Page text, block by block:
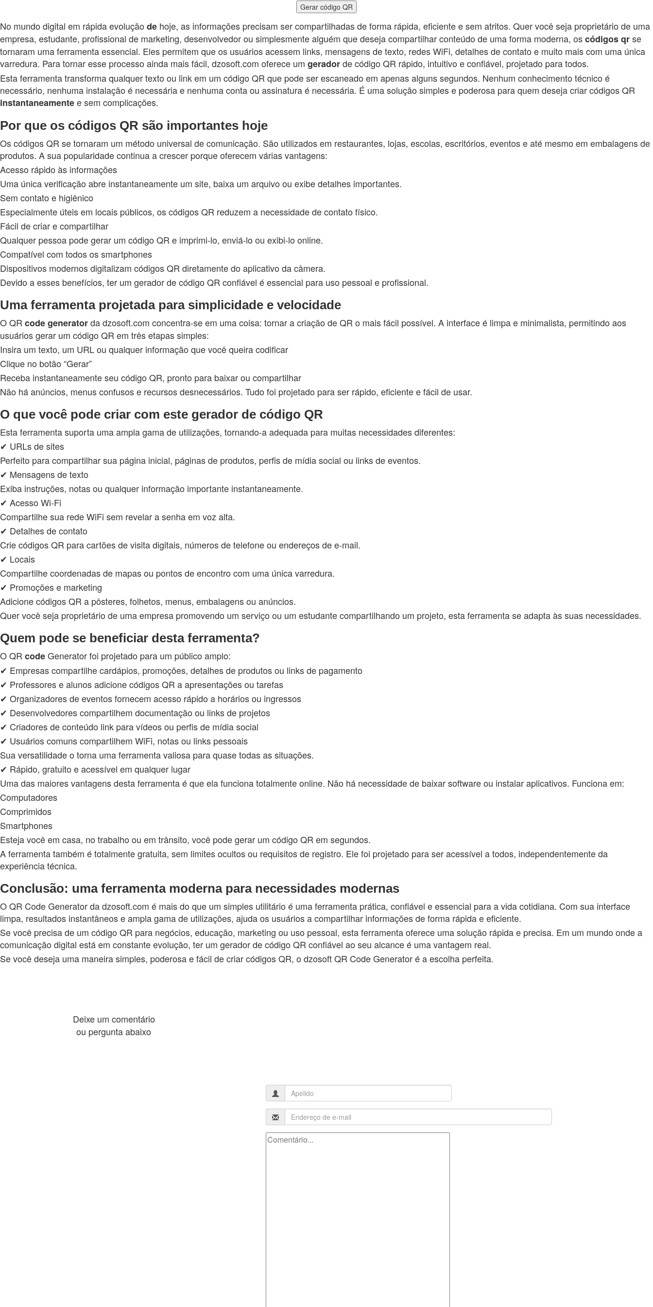
Gerar código QR
No mundo digital em rápida evolução de hoje, as informações precisam ser compartilhadas de forma rápida, eficiente e sem atritos. Quer você seja proprietário de uma
empresa, estudante, profissional de marketing, desenvolvedor ou simplesmente alguém que deseja compartilhar conteúdo de uma forma moderna, oscódigosqrse
tornaram uma ferramenta essencial. Eles permitem que os usuários acessem links, mensagens de texto, redes WiFi, detalhes de contato e muito mais com uma única
varredura. Para tornar esse processo ainda mais fácil, dzosoft.com oferece um geradorde código QR rápido, intuitivo e confiável, projetado para todos.
Esta ferramenta transforma qualquer texto ou link em um código QR que pode ser escaneado em apenas alguns segundos. Nenhum conhecimento técnico é
necessário, nenhuma instalação é necessária e nenhuma conta ou assinatura é necessária. É uma solução simples e poderosa para quem deseja criar códigos QR
instantaneamentee sem complicações.
Por que os códigos QR são importantes hoje
Os códigos QR se tornaram um método universal de comunicação. São utilizados em restaurantes, lojas, escolas, escritórios, eventos e até mesmo em embalagens de
produtos. A sua popularidade continua a crescer porque oferecem várias vantagens:
Acesso rápido às informações
Uma única verificação abre instantaneamente um site, baixa um arquivo ou exibe detalhes importantes.
Sem contato e higiênico
Especialmente úteis em locais públicos, os códigos QR reduzem a necessidade de contato físico.
Fácil de criar e compartilhar
Qualquer pessoa pode gerar um código QR e imprimi-lo, enviá-lo ou exibi-lo online.
Compatível com todos os smartphones
Dispositivos modernos digitalizam códigos QR diretamente do aplicativo da câmera.
Devido a esses benefícios, ter um gerador de código QR confiável é essencial para uso pessoal e profissional.
Uma ferramenta projetada para simplicidade e velocidade
O QR codegeneratorda dzosoft.com concentra-se em uma coisa: tornar a criação de QR o mais fácil possível. A interface é limpa e minimalista, permitindo aos
usuários gerar um código QR em três etapas simples:
Insira um texto, um URL ou qualquer informação que você queira codificar
Clique no botão “Gerar”
Receba instantaneamente seu código QR, pronto para baixar ou compartilhar
Não há anúncios, menus confusos e recursos desnecessários. Tudo foi projetado para ser rápido, eficiente e fácil de usar.
O que você pode criar com este gerador de código QR
Esta ferramenta suporta uma ampla gama de utilizações, tornando-a adequada para muitas necessidades diferentes:
✔ URLs de sites
Perfeito para compartilhar sua página inicial, páginas de produtos, perfis de mídia social ou links de eventos.
✔ Mensagens de texto
Exiba instruções, notas ou qualquer informação importante instantaneamente.
✔ Acesso Wi-Fi
Compartilhe sua rede WiFi sem revelar a senha em voz alta.
✔ Detalhes de contato
Crie códigos QR para cartões de visita digitais, números de telefone ou endereços de e-mail.
✔ Locais
Compartilhe coordenadas de mapas ou pontos de encontro com uma única varredura.
✔ Promoções e marketing
Adicione códigos QR a pôsteres, folhetos, menus, embalagens ou anúncios.
Quer você seja proprietário de uma empresa promovendo um serviço ou um estudante compartilhando um projeto, esta ferramenta se adapta às suas necessidades.
Quem pode se beneficiar desta ferramenta?
O QR codeGenerator foi projetado para um público amplo:
✔ Empresas compartilhe cardápios, promoções, detalhes de produtos ou links de pagamento
✔ Professores e alunos adicione códigos QR a apresentações ou tarefas
✔ Organizadores de eventos fornecem acesso rápido a horários ou ingressos
✔ Desenvolvedores compartilhem documentação ou links de projetos
✔ Criadores de conteúdo link para vídeos ou perfis de mídia social
✔ Usuários comuns compartilhem WiFi, notas ou links pessoais
Sua versatilidade o torna uma ferramenta valiosa para quase todas as situações.
✔ Rápido, gratuito e acessível em qualquer lugar
Uma das maiores vantagens desta ferramenta é que ela funciona totalmente online. Não há necessidade de baixar software ou instalar aplicativos. Funciona em:
Computadores
Comprimidos
Smartphones
Esteja você em casa, no trabalho ou em trânsito, você pode gerar um código QR em segundos.
A ferramenta também é totalmente gratuita, sem limites ocultos ou requisitos de registro. Ele foi projetado para ser acessível a todos, independentemente da
experiência técnica.
Conclusão: uma ferramenta moderna para necessidades modernas
O QR Code Generator da dzosoft.com é mais do que um simples utilitário é uma ferramenta prática, confiável e essencial para a vida cotidiana. Com sua interface
limpa, resultados instantâneos e ampla gama de utilizações, ajuda os usuários a compartilhar informações de forma rápida e eficiente.
Se você precisa de um código QR para negócios, educação, marketing ou uso pessoal, esta ferramenta oferece uma solução rápida e precisa. Em um mundo onde a
comunicação digital está em constante evolução, ter um gerador de código QR confiável ao seu alcance é uma vantagem real.
Se você deseja uma maneira simples, poderosa e fácil de criar códigos QR, o dzosoft QR Code Generator é a escolha perfeita.
Deixe um comentário
ou pergunta abaixo